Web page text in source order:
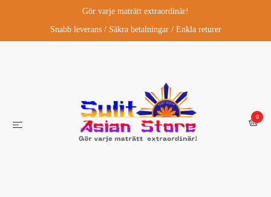
Gör varje maträtt extraordinär!
Snabb leverans / Säkra betalningar / Enkla returer
0